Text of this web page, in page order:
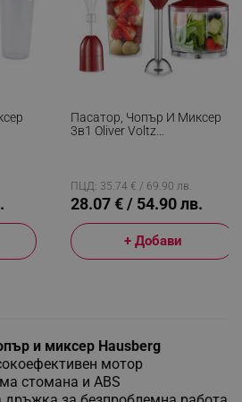
Пасатор, Чопър И Миксер
3в1 Oliver Voltz
ПЦД: 35.74 € / 69.90 лв.
28.07 € / 54.90 лв.
+ Добави
и миксер Hausberg
мотор
стомана и ABS